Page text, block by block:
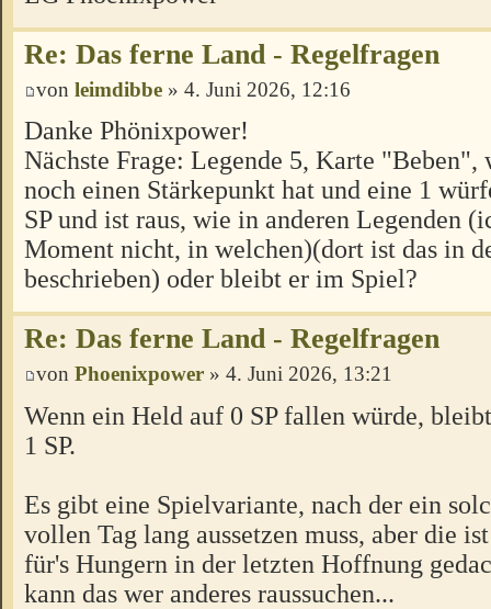
Re: Das ferne Land - Regelfragen
von leimdibbe » 4. Juni 2026, 12:16
Danke Phönixpower!
Nächste Frage: Legende 5, Karte "Beben",
noch einen Stärkepunkt hat und eine 1
SP und ist raus, wie in anderen Legenden
Moment nicht, in welchen)(dort ist das in
beschrieben) oder bleibt er im Spiel?
Re: Das ferne Land - Regelfragen
von Phoenixpower » 4. Juni 2026, 13:21
Wenn ein Held auf 0 SP fallen würde,
1 SP.
Es gibt eine Spielvariante, nach der ein
vollen Tag lang aussetzen muss, aber die
für's Hungern in der letzten Hoffnung
kann das wer anderes raussuchen...